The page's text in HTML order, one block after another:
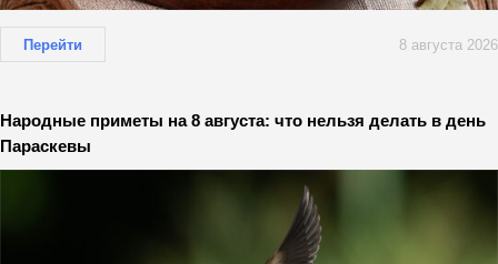
Перейти 8 августа 2026
Народные приметы на 8 августа: что нельзя делать в день
Параскевы